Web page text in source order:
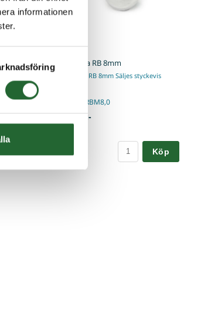
informationen
Stålkula RB 8mm
Stålkula RB 8mm Säljes styckevis
Art nr. RBM8,0
12,50 :-
Köp